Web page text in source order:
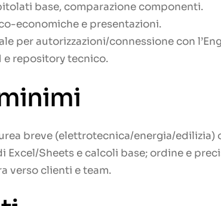
base, comparazione componenti.
economiche e presentazioni.
per autorizzazioni/connessione con
e repository tecnico.
breve (elettrotecnica/energia/
Excel/Sheets e calcoli base; ordine e
verso clienti e team.